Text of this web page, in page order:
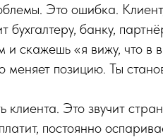
Это ошибка.
бухгалтеру, банку,
и скажешь «я вижу, что в
меняет позицию. Ты
клиента. Это звучит
постоянно